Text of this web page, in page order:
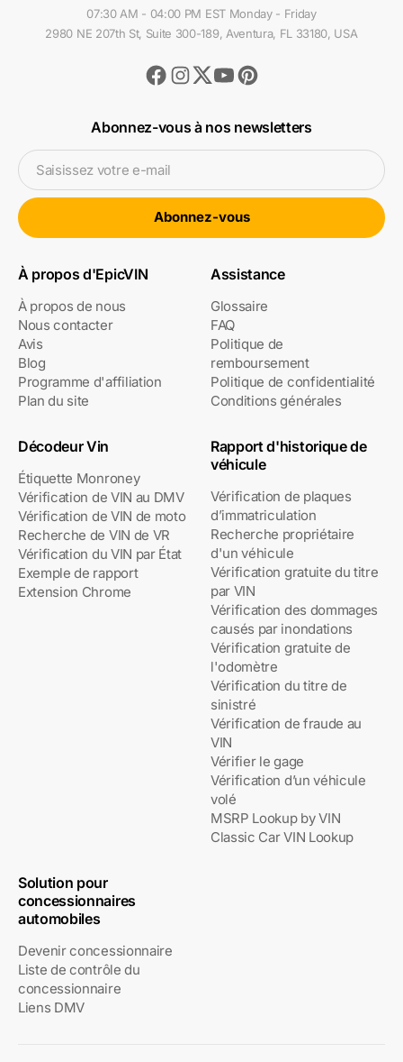
07:30 AM - 04:00 PM EST Monday - Friday
2980 NE 207th St, Suite 300-189, Aventura, FL 33180, USA
Facebook
Instagram
TwitterYoutubePinterest
Abonnez-vous à nos newsletters
Saisissez votre e-mail
Abonnez-vous
À propos d'EpicVIN
À propos de nous
Nous contacter
Avis
Blog
Programme d'affiliation
Plan du site
Assistance
Glossaire
FAQ
Politique de
remboursement
Politique de confidentialité
Conditions générales
Décodeur Vin
Étiquette Monroney
Vérification de VIN au DMV
Vérification de VIN de moto
Recherche de VIN de VR
Vérification du VIN par État
Exemple de rapport
Extension Chrome
Rapport d'historique de
véhicule
Vérification de plaques
d’immatriculation
Recherche propriétaire
d'un véhicule
Vérification gratuite du titre
par VIN
Vérification des dommages
causés par inondations
Vérification gratuite de
l'odomètre
Vérification du titre de
sinistré
Vérification de fraude au
VIN
Vérifier le gage
Vérification d’un véhicule
volé
MSRP Lookup by VIN
Classic Car VIN Lookup
Solution pour
concessionnaires
automobiles
Devenir concessionnaire
Liste de contrôle du
concessionnaire
Liens DMV